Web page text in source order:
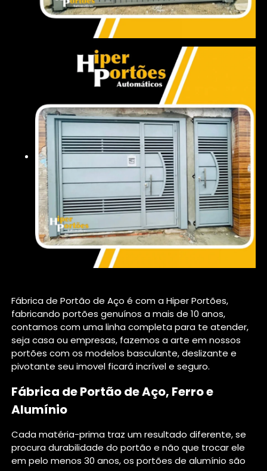
Fábrica de Portão de Aço é com a Hiper Portões,
fabricando portões genuínos a mais de 10 anos,
contamos com uma linha completa para te atender,
seja casa ou empresas, fazemos a arte em nossos
portões com os modelos basculante, deslizante e
pivotante seu imovel ficará incrível e seguro.
Fábrica de Portão de Aço, Ferro e
Alumínio
Cada matéria-prima traz um resultado diferente, se
procura durabilidade do portão e não que trocar ele
em pelo menos 30 anos, os portões de alumínio são